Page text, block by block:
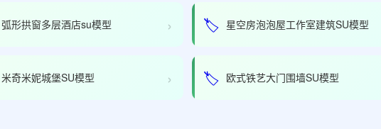
弧形拱窗多层酒店su模型 › 🏷️ 星空房泡泡屋工作室建筑SU模型
米奇米妮城堡SU模型 › 🏷️ 欧式铁艺大门围墙SU模型